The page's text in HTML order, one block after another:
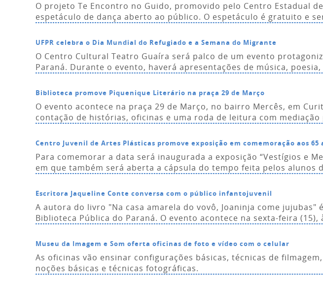
O projeto Te Encontro no Guido, promovido pelo Centro Estadual
espetáculo de dança aberto ao público. O espetáculo é gratuito e
UFPR celebra o Dia Mundial do Refugiado e a Semana do Migrante
O Centro Cultural Teatro Guaíra será palco de um evento
Paraná. Durante o evento, haverá apresentações de música,
Biblioteca promove Piquenique Literário na praça 29 de Março
O evento acontece na praça 29 de Março, no bairro Mercês, em
contação de histórias, oficinas e uma roda de leitura com mediação
Centro Juvenil de Artes Plásticas promove exposição em comemoração aos 65
Para comemorar a data será inaugurada a exposição “Vestígios e
em que também será aberta a cápsula do tempo feita pelos alunos
Escritora Jaqueline Conte conversa com o público infantojuvenil
A autora do livro "Na casa amarela do vovô, Joaninja come
Biblioteca Pública do Paraná. O evento acontece na sexta-feira
Museu da Imagem e Som oferta oficinas de foto e vídeo com o celular
As oficinas vão ensinar configurações básicas, técnicas de
noções básicas e técnicas fotográficas.